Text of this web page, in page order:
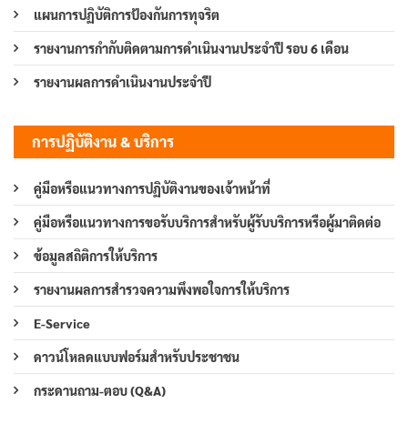
แผนการปฏิบัติการป้องกันการทุจริต
รายงานการกำกับติดตามการดำเนินงานประจำปี รอบ 6 เดือน
รายงานผลการดำเนินงานประจำปี
การปฏิบัติงาน & บริการ
คู่มือหรือแนวทางการปฏิบัติงานของเจ้าหน้าที่
คู่มือหรือแนวทางการขอรับบริการสำหรับผู้รับบริการหรือผู้มาติดต่อ
ข้อมูลสถิติการให้บริการ
รายงานผลการสำรวจความพึงพอใจการให้บริการ
E-Service
ดาวน์โหลดแบบฟอร์มสำหรับประชาชน
กระดานถาม-ตอบ (Q&A)